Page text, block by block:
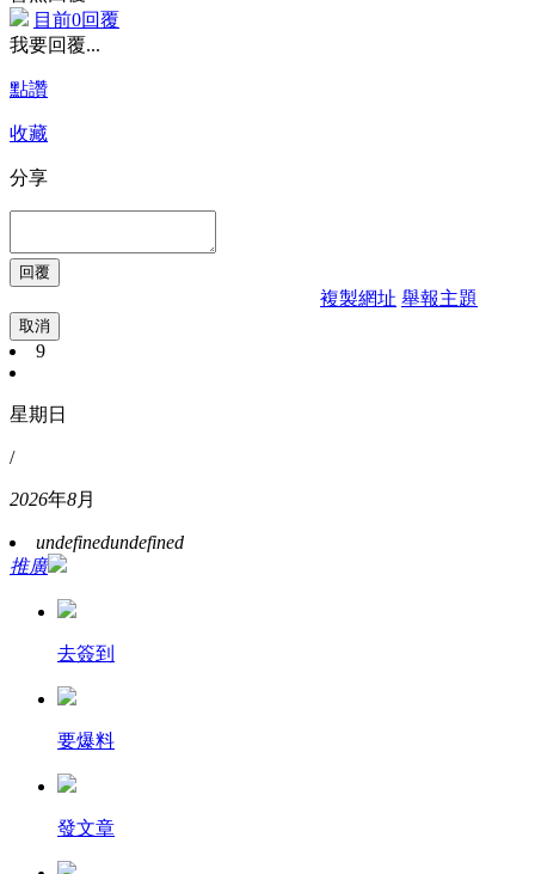
目前0回覆
我要回覆...
點讚
收藏
分享
複製網址 舉報主題
取消
9
星期日
/
2026年8月
undefinedundefined
推廣
去簽到
要爆料
發文章